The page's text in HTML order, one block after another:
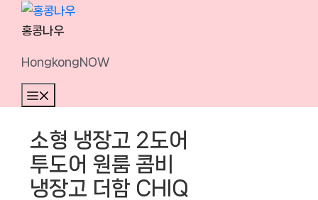
Skip
홍콩나우
HongkongNOW
소형 냉장고 2도어
투도어 원룸 콤비
냉장고 더함 CHIQ